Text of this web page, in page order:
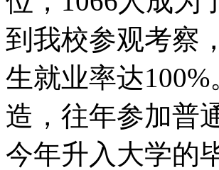
到我校参观考察
生就业率达
造，往年参加普
今年升入大学的